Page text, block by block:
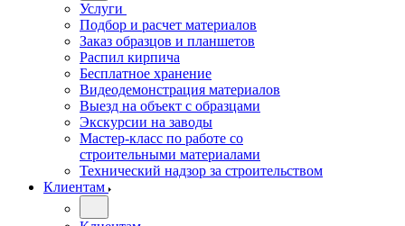
Услуги
Подбор и расчет материалов
Заказ образцов и планшетов
Распил кирпича
Бесплатное хранение
Видеодемонстрация материалов
Выезд на объект с образцами
Экскурсии на заводы
Мастер-класс по работе со
строительными материалами
Технический надзор за строительством
Клиентам